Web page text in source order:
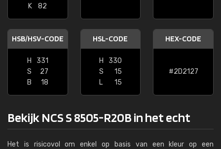
K
82
HSB/HSV-CODE
H
331
S
27
B
18
HSL-CODE
H
330
S
15
L
15
HEX-CODE
#2D2127
Bekijk NCS S 8505-R20B in het echt
Het is risicovol om enkel op basis van een kleur op een